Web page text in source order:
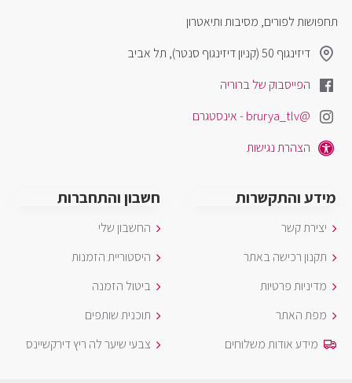
תחפושות לפורים, מסיבות ותיאטרון
דיזינגוף 50 (קניון דיזינגוף סנטר), תל אביב
הפייסבוק של ברוריה
@brurya_tlv - אינסטגרם
הצהרת נגישות
מידע והתקשרות
יצירת קשר
תקנון רכישה באתר
מדיניות פרטיות
מפת האתר
מידע אודות משלוחים
חשבון והתחברות
החשבון שלי
היסטוריית הזמנות
ביטול הזמנה
תוכנית שותפים
צבעי שיער לה ריץ דירקשיינס